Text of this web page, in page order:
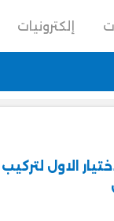
إلكترونيات
الاول